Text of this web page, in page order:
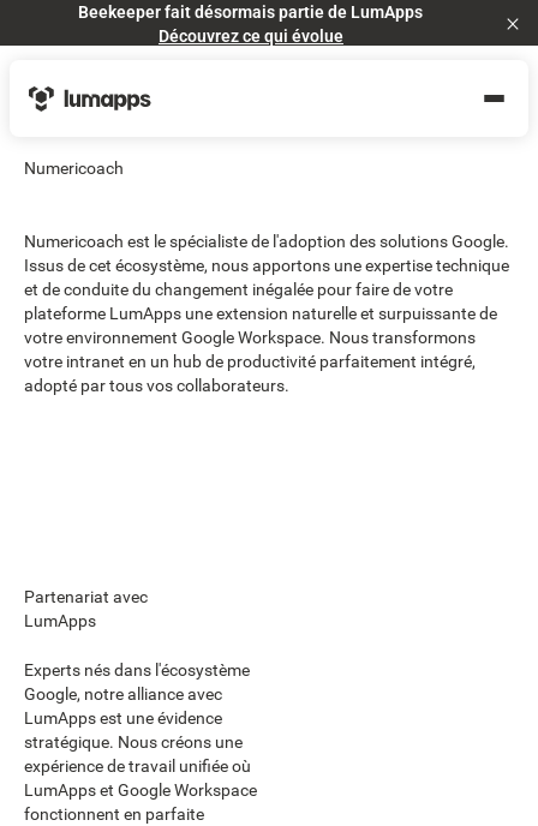
Beekeeper fait désormais partie de LumApps
Découvrez ce qui évolue
Numericoach
Numericoach est le spécialiste de l'adoption des solutions Google.
Issus de cet écosystème, nous apportons une expertise technique
et de conduite du changement inégalée pour faire de votre
plateforme LumApps une extension naturelle et surpuissante de
votre environnement Google Workspace. Nous transformons
votre intranet en un hub de productivité parfaitement intégré,
adopté par tous vos collaborateurs.
Partenariat avec
LumApps
Experts nés dans l'écosystème
Google, notre alliance avec
LumApps est une évidence
stratégique. Nous créons une
expérience de travail unifiée où
LumApps et Google Workspace
fonctionnent en parfaite